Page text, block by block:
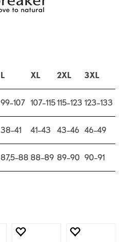
L XL 2XL 3XL
99–107 107–115115–123 123–133
38–41 41–43 43–46 46–49
87,5–88 88–89 89–90 90–91